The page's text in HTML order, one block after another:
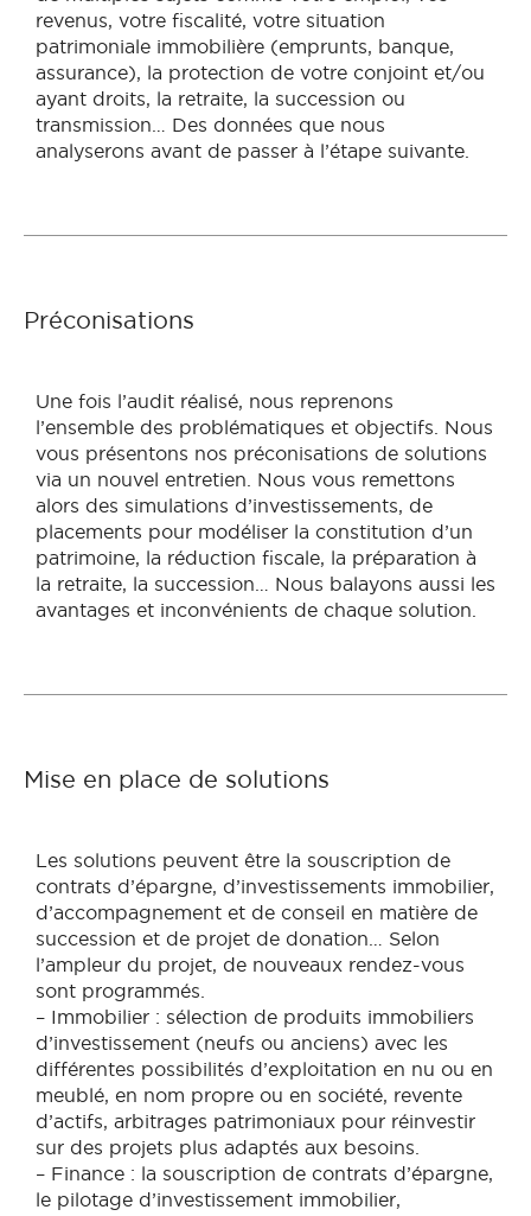
revenus, votre fiscalité, votre situation
patrimoniale immobilière (emprunts, banque,
assurance), la protection de votre conjoint et/ou
ayant droits, la retraite, la succession ou
transmission… Des données que nous
analyserons avant de passer à l’étape suivante.
Préconisations
Une fois l’audit réalisé, nous reprenons
l’ensemble des problématiques et objectifs. Nous
vous présentons nos préconisations de solutions
via un nouvel entretien. Nous vous remettons
alors des simulations d’investissements, de
placements pour modéliser la constitution d’un
patrimoine, la réduction fiscale, la préparation à
la retraite, la succession… Nous balayons aussi les
avantages et inconvénients de chaque solution.
Mise en place de solutions
Les solutions peuvent être la souscription de
contrats d’épargne, d’investissements immobilier,
d’accompagnement et de conseil en matière de
succession et de projet de donation… Selon
l’ampleur du projet, de nouveaux rendez-vous
sont programmés.
– Immobilier : sélection de produits immobiliers
d’investissement (neufs ou anciens) avec les
différentes possibilités d’exploitation en nu ou en
meublé, en nom propre ou en société, revente
d’actifs, arbitrages patrimoniaux pour réinvestir
sur des projets plus adaptés aux besoins.
– Finance : la souscription de contrats d’épargne,
le pilotage d’investissement immobilier,